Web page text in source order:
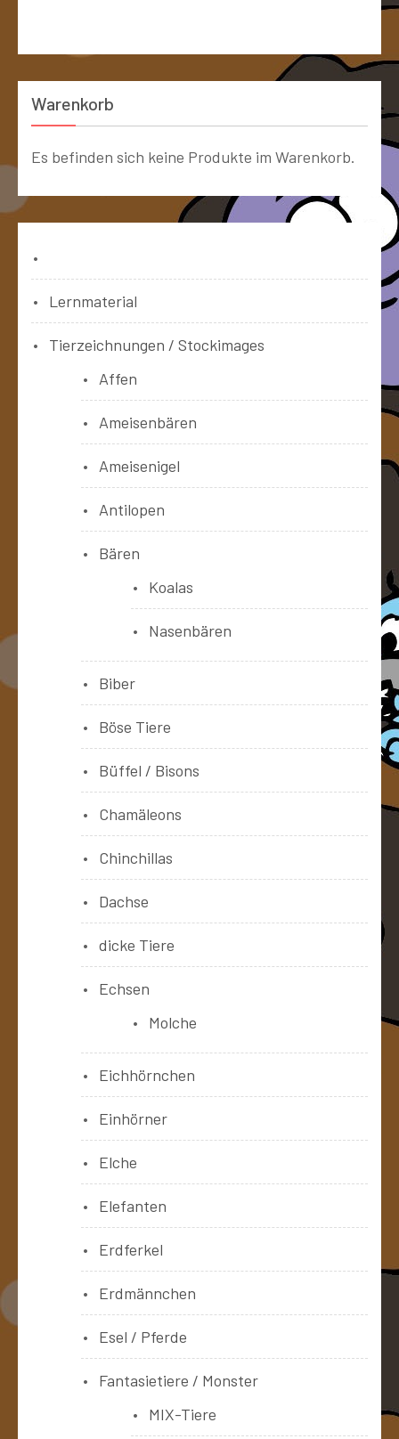
Warenkorb
Es befinden sich keine Produkte im Warenkorb.
Lernmaterial
Tierzeichnungen / Stockimages
Affen
Ameisenbären
Ameisenigel
Antilopen
Bären
Koalas
Nasenbären
Biber
Böse Tiere
Büffel / Bisons
Chamäleons
Chinchillas
Dachse
dicke Tiere
Echsen
Molche
Eichhörnchen
Einhörner
Elche
Elefanten
Erdferkel
Erdmännchen
Esel / Pferde
Fantasietiere / Monster
MIX-Tiere